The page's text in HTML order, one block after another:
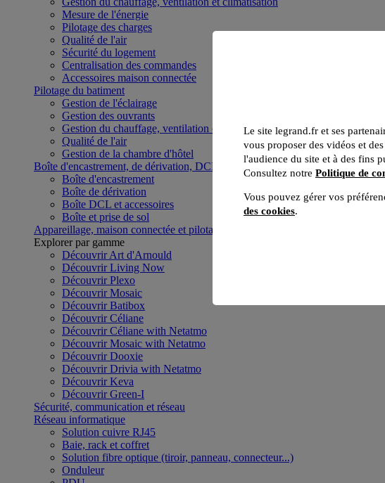
Mesure de l'énergie
Pilotage des charges
Qualité de l'air
Sécurité du logement
Centralisation des commandes
Accessoires maison connectée
Pilotage du batiment
Gestion de l'éclairage
Gestion des ouvrants
Gestion du chauffage, ventilation et climatisation
Qualité de l'air
Gestion de la chambre d'hôtel
Boîte d'encastrement, de dérivation, DCL et boîte de sol
Boîte d'encastrement
Boîte de dérivation
Boîte DCL et accessoires
Boîte et prise de sol
Appareillage, maison connectée et pilotage du bâtiment
Explorer par gamme
Découvrir Art d'Arnould
Découvrir Living Now
Découvrir Plexo
Découvrir Mosaic
Découvrir Batibox
Découvrir Céliane
Découvrir Céliane with Netatmo
Découvrir Mosaic with Netatmo
Découvrir Dooxie
Découvrir Drivia with Netatmo
Découvrir Keva
Découvrir Green-I
Sécurité, communication et réseau
Réseau informatique
Solution cuivre RJ45
Baie, rack et coffret
Solution fibre optique (tiroir, panneau, connecteur...)
Onduleur
Le site legrand.fr et ses
vous proposer des vidéos et
l'audience du site et à des fins
Consultez notre Politique de
Vous pouvez gérer vos
des cookies.